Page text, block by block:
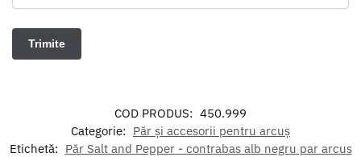
COD PRODUS: 450.999
Categorie: Păr și accesorii pentru arcuș
Etichetă: Păr Salt and Pepper - contrabas alb negru par arcus